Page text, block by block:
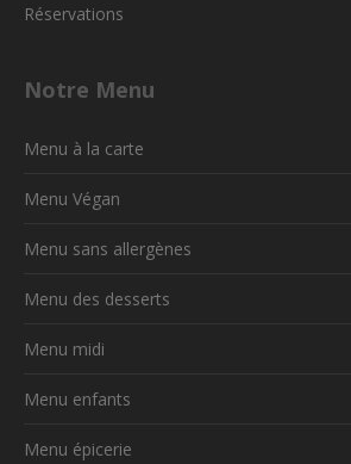
Réservations
Notre Menu
Menu à la carte
Menu Végan
Menu sans allergènes
Menu des desserts
Menu midi
Menu enfants
Menu épicerie